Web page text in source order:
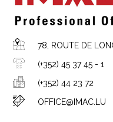
78, ROUTE DE
(+352) 45 37 45 - 1
(+352) 44 23 72
OFFICE@IMAC.LU